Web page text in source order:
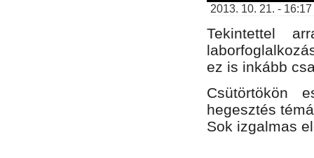
2013. 10. 21. -
Tekintettel
ez is inkább
Csütörtökön
hegesztés
Sok izgalmas